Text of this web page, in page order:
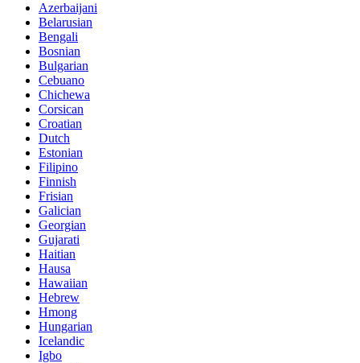
Azerbaijani
Belarusian
Bengali
Bosnian
Bulgarian
Cebuano
Chichewa
Corsican
Croatian
Dutch
Estonian
Filipino
Finnish
Frisian
Galician
Georgian
Gujarati
Haitian
Hausa
Hawaiian
Hebrew
Hmong
Hungarian
Icelandic
Igbo